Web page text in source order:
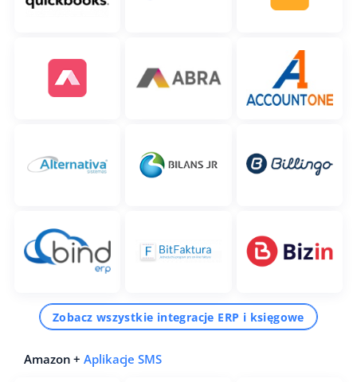
Zobacz wszystkie integracje ERP i księgowe
Amazon +Aplikacje SMS